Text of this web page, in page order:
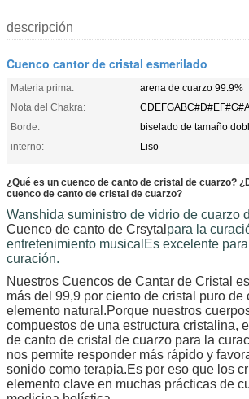
descripción
Cuenco cantor de cristal esmerilado
Materia prima:
arena de cuarzo 99.9%
Nota del Chakra:
Borde:
biselado de tamaño
interno:
Liso
¿Qué es un cuenco de canto de cristal de cuarzo?
cuenco de canto de cristal de cuarzo?
Wanshida suministro de vidrio de cuarzo
Cuenco de canto de Crsytal para la
entretenimiento musical Es excelente
curación.
Nuestros Cuencos de Cantar de Cristal
más del 99,9 por ciento de cristal puro de
elemento natural.Porque nuestros
compuestos de una estructura cristalina,
de canto de cristal de cuarzo para la
nos permite responder más rápido y
sonido como terapia.Es por eso que los
elemento clave en muchas prácticas de